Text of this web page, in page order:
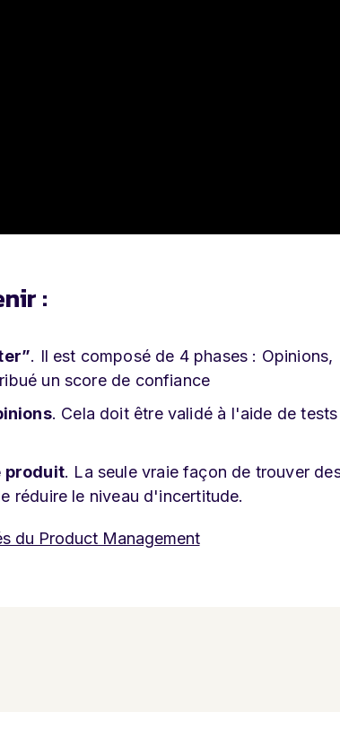
:
. Il est composé de 4 phases : Opinions,
un score de confiance
. Cela doit être validé à l'aide de
produit. La seule vraie façon de trouver
réduire le niveau d'incertitude.
du Product Management